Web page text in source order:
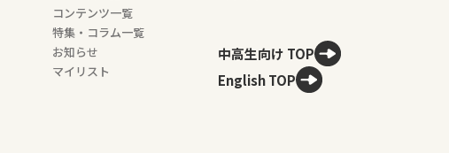
コンテンツ一覧
特集・コラム一覧
お知らせ
マイリスト
中高生向け TOP
English TOP